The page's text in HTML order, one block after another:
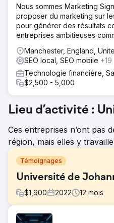
Nous sommes Marketing
proposer du marketing sur
pour générer des résultats
entreprises ambitieuses
Manchester, England,
SEO local, SEO mobile +19
Technologie financière,
$2,500 - 5,000
Lieu d’activité :
Ces entreprises n’ont pas
région, mais elles y
Témoignages
Université de
$1,900 2022 12 mois
Défi